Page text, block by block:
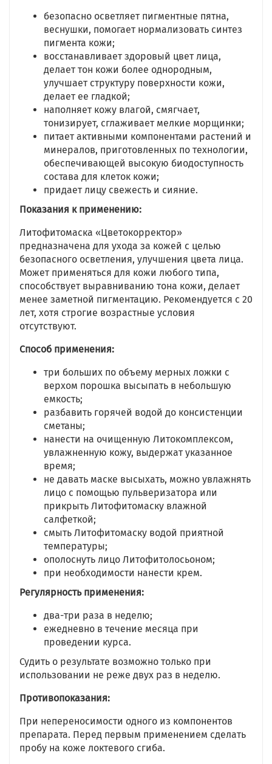
безопасно осветляет пигментные пятна,
веснушки, помогает нормализовать синтез
пигмента кожи;
восстанавливает здоровый цвет лица,
делает тон кожи более однородным,
улучшает структуру поверхности кожи,
делает ее гладкой;
наполняет кожу влагой, смягчает,
тонизирует, сглаживает мелкие морщинки;
питает активными компонентами растений и
минералов, приготовленных по технологии,
обеспечивающей высокую биодоступность
состава для клеток кожи;
придает лицу свежесть и сияние.
Показания к применению:
Литофитомаска «Цветокорректор»
предназначена для ухода за кожей с целью
безопасного осветления, улучшения цвета лица.
Может применяться для кожи любого типа,
способствует выравниванию тона кожи, делает
менее заметной пигментацию. Рекомендуется с 20
лет, хотя строгие возрастные условия
отсутствуют.
Способ применения:
три больших по объему мерных ложки с
верхом порошка высыпать в небольшую
емкость;
разбавить горячей водой до консистенции
сметаны;
нанести на очищенную Литокомплексом,
увлажненную кожу, выдержат указанное
время;
не давать маске высыхать, можно увлажнять
лицо с помощью пульверизатора или
прикрыть Литофитомаску влажной
салфеткой;
смыть Литофитомаску водой приятной
температуры;
ополоснуть лицо Литофитолосьоном;
при необходимости нанести крем.
Регулярность применения:
два-три раза в неделю;
ежедневно в течение месяца при
проведении курса.
Судить о результате возможно только при
использовании не реже двух раз в неделю.
Противопоказания:
При непереносимости одного из компонентов
препарата. Перед первым применением сделать
пробу на коже локтевого сгиба.